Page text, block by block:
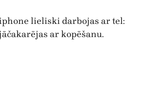
lieliski darbojas ar tel:
ar kopēšanu.